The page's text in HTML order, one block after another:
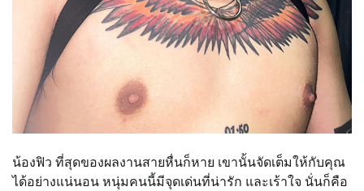
น้องฟิว ที่สุดของผลงานสายหื่นก็หาย เขานั้นจัดเต็มให้กับคุณ
ได้อย่างแน่นอน หนุ่มคนนี้มีจุดเด่นที่น่ารัก และเร้าใจ นั่นก็คือ